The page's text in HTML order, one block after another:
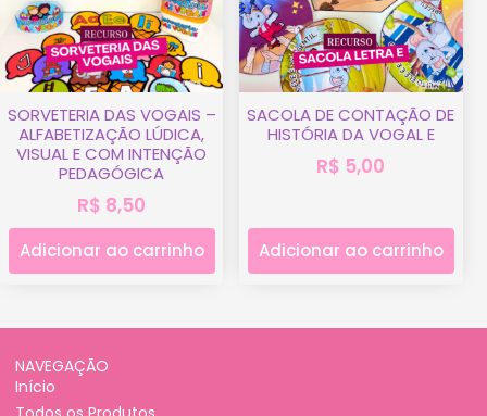
SORVETERIA DAS VOGAIS –
ALFABETIZAÇÃO LÚDICA,
VISUAL E COM INTENÇÃO
PEDAGÓGICA
R$ 8,50
Adicionar ao carrinho
SACOLA DE CONTAÇÃO DE
HISTÓRIA DA VOGAL E
R$ 5,00
Adicionar ao carrinho
NAVEGAÇÃO
Início